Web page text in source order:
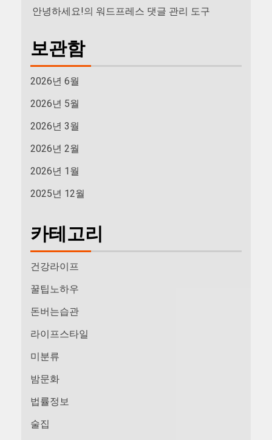
안녕하세요!의 워드프레스 댓글 관리 도구
보관함
2026년 6월
2026년 5월
2026년 3월
2026년 2월
2026년 1월
2025년 12월
카테고리
건강라이프
꿀팁노하우
돈버는습관
라이프스타일
미분류
밤문화
법률정보
술집